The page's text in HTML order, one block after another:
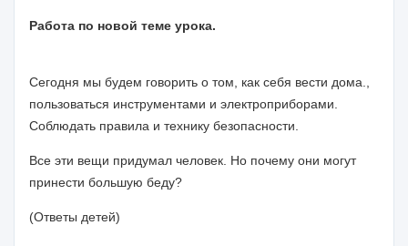
Работа по новой теме урока.
Сегодня мы будем говорить о том, как себя вести дома.,
пользоваться инструментами и электроприборами.
Соблюдать правила и технику безопасности.
Все эти вещи придумал человек. Но почему они могут
принести большую беду?
(Ответы детей)